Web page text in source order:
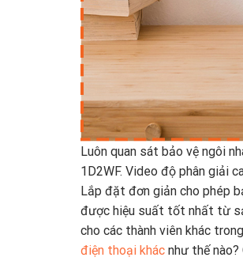
Luôn quan sát bảo vệ ngôi
1D2WF. Video độ phân giải
Lắp đặt đơn giản cho phép
được hiệu suất tốt nhất từ
cho các thành viên khác
điện thoại khác như thế